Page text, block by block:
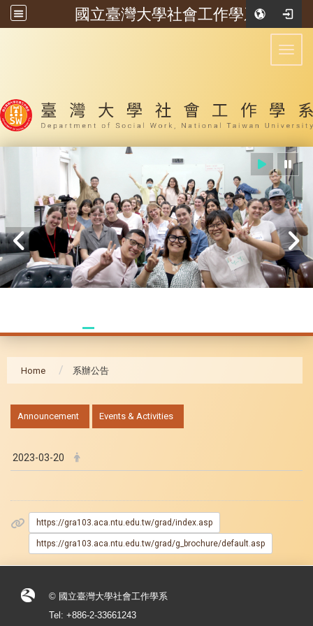
國立臺灣大學社會工作學系
:::
Home 系辦公告
Announcement Events & Activities
2023-03-20
https://gra103.aca.ntu.edu.tw/grad/index.asp
https://gra103.aca.ntu.edu.tw/grad/g_brochure/default.asp
© 國立臺灣大學社會工作學系
Tel: +886-2-33661243